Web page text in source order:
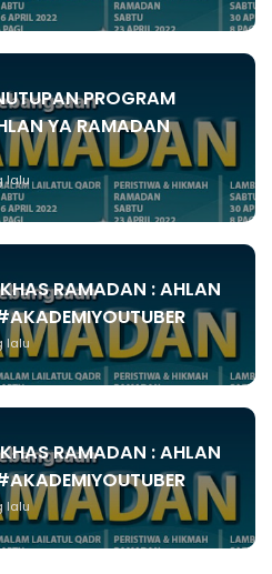
PROGRAM
YA RAMADAN
lalu
RAMADAN : AHLAN
lalu
RAMADAN : AHLAN
lalu